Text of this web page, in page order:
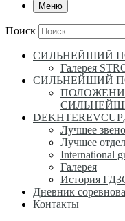
Меню
Поиск
СИЛЬНЕЙШИЙ
Галерея
СИЛЬНЕЙШИЙ
DEKHTEREVCUP
Лучшее звено
Лучшее
International
Галерея
История
Дневник
Контакты